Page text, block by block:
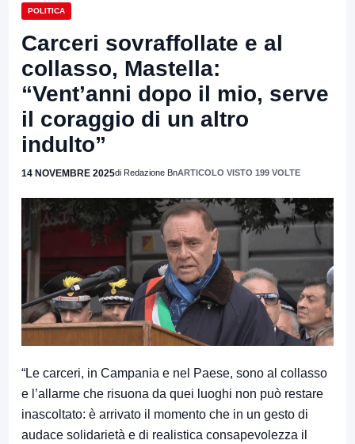
POLITICA
Carceri sovraffollate e al
collasso, Mastella:
“Vent’anni dopo il mio, serve
il coraggio di un altro
indulto”
14 NOVEMBRE 2025di Redazione BnARTICOLO VISTO 199 VOLTE
“Le carceri, in Campania e nel Paese, sono al collasso
e l’allarme che risuona da quei luoghi non può restare
inascoltato: è arrivato il momento che in un gesto di
audace solidarietà e di realistica consapevolezza il